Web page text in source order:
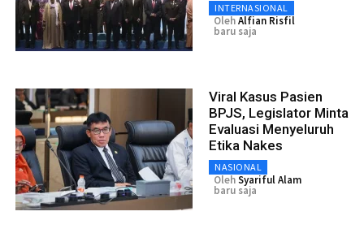
INTERNASIONAL
OlehAlfian Risfil
baru saja
Viral Kasus Pasien
BPJS, Legislator Minta
Evaluasi Menyeluruh
Etika Nakes
NASIONAL
OlehSyariful Alam
baru saja